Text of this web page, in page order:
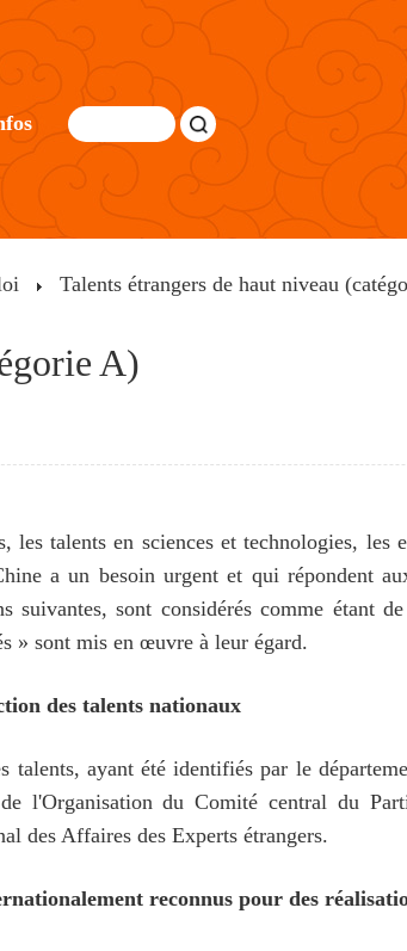
Talents étrangers de haut niveau
A)
talents en sciences et technologies, les
a un besoin urgent et qui répondent
suivantes, sont considérés comme étant
» sont mis en œuvre à leur égard.
des talents nationaux
talents, ayant été identifiés par le
l'Organisation du Comité central du
des Affaires des Experts étrangers.
reconnus pour des